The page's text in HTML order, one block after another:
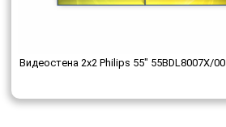
Видеостена 2x2 Philips 55" 55BDL8007X/00